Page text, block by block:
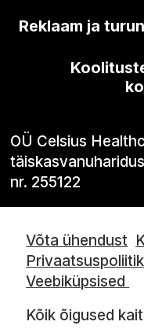
Reklaam ja
OÜ Celsius
nr. 255122
Võta ühendust
Veebiküpsised
Kõik õigused